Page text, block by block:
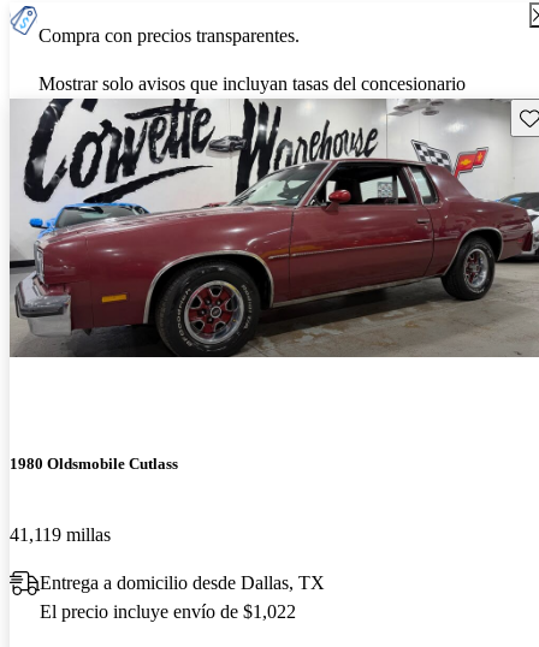
Compra con precios transparentes.
Mostrar solo avisos que incluyan tasas del concesionario
1980 Oldsmobile Cutlass
41,119 millas
Entrega a domicilio desde Dallas, TX
El precio incluye envío de $1,022